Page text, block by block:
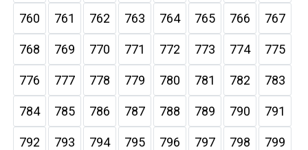
760 761 762 763 764 765 766 767
768 769 770 771 772 773 774 775
776 777 778 779 780 781 782 783
784 785 786 787 788 789 790 791
792 793 794 795 796 797 798 799